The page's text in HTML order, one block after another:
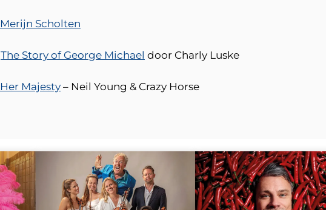
Merijn Scholten
The Story of George Michael door Charly Luske
Her Majesty – Neil Young & Crazy Horse